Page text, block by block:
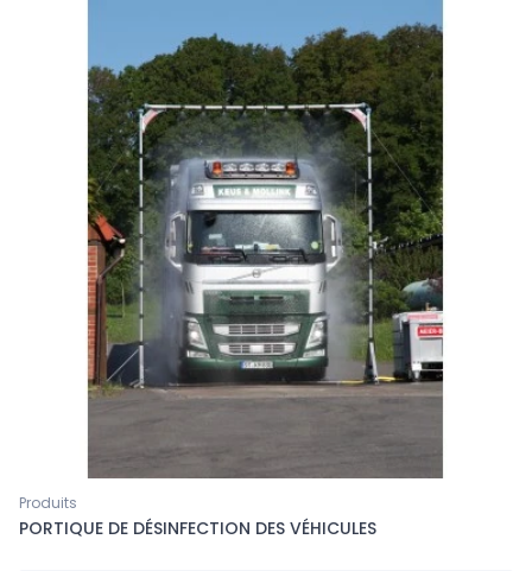
Produits
PORTIQUE DE DÉSINFECTION DES VÉHICULES